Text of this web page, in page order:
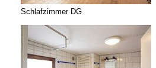
Schlafzimmer DG